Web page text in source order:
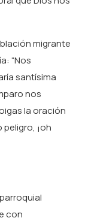
migrante
“Nos
santísima
nos
la oración
¡oh
con